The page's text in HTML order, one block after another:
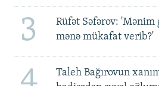
3
Rüfət Səfərov: 'Mənim
mənə mükafat verib?'
Taleh Bağırovun